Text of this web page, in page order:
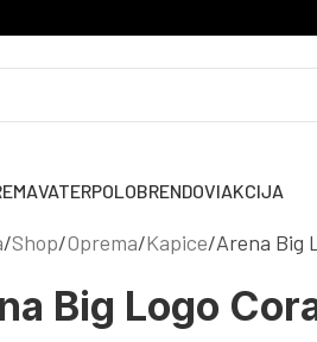
VATERPOLOBRENDOVIAKCIJA
Shop Oprema Kapice Arena Big
Big Logo